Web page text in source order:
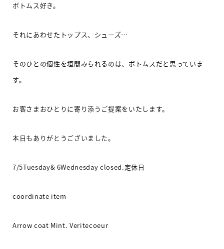
ボトムス好き。
それにあわせたトップス、シューズ…
そのひとの個性を垣間みられるのは、ボトムスだと思っていま
す。
お客さまおひとりに寄り添うご提案をいたします。
本日もありがとうございました。
7/5Tuesday& 6Wednesday closed.定休日
coordinate item
Arrow coat Mint. Veritecoeur